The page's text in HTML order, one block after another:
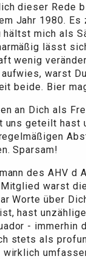
dieser Rede
Jahr 1980.
hältst mich als
lässt
wenig
warst
beide. Bier
an Dich als
uns geteilt hast
Sparsam!
des AHV d
warst
Worte über
hast
-
stets als